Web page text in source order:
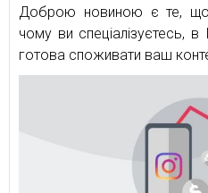
Доброю новиною є те, що
чому ви спеціалізуєтесь,
готова споживати ваш